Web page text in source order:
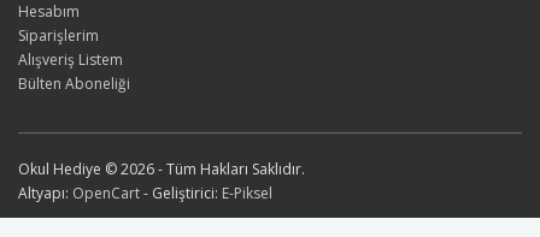
Hesabım
Siparişlerim
Alışveriş Listem
Bülten Aboneliği
Okul Hediye © 2026 - Tüm Hakları Saklıdır.
Altyapı: OpenCart- Geliştirici: E-Piksel